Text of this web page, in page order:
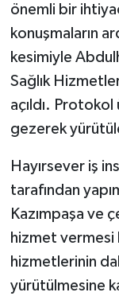
önemli bir
konuşmaların
kesimiyle
Sağlık
açıldı.
gezerek
Hayırsever iş
tarafından
Kazımpaşa ve
hizmet vermesi
hizmetlerinin
yürütülmesine